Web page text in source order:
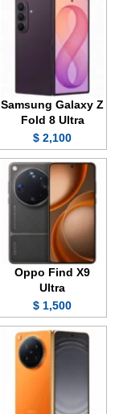
Samsung Galaxy Z
Fold 8 Ultra
2,100 $
Oppo Find X9
Ultra
1,500 $